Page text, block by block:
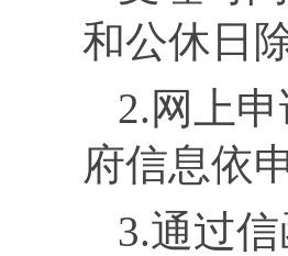
和公休日
2.网上
府信息依
3.通过